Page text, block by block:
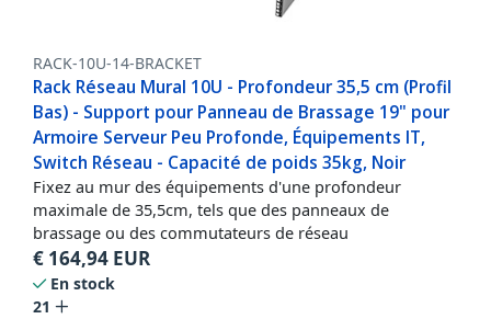
RACK-10U-14-BRACKET
Rack Réseau Mural 10U - Profondeur 35,5 cm (Profil
Bas) - Support pour Panneau de Brassage 19" pour
Armoire Serveur Peu Profonde, Équipements IT,
Switch Réseau - Capacité de poids 35kg, Noir
Fixez au mur des équipements d'une profondeur
maximale de 35,5cm, tels que des panneaux de
brassage ou des commutateurs de réseau
€ 164,94 EUR
En stock
21